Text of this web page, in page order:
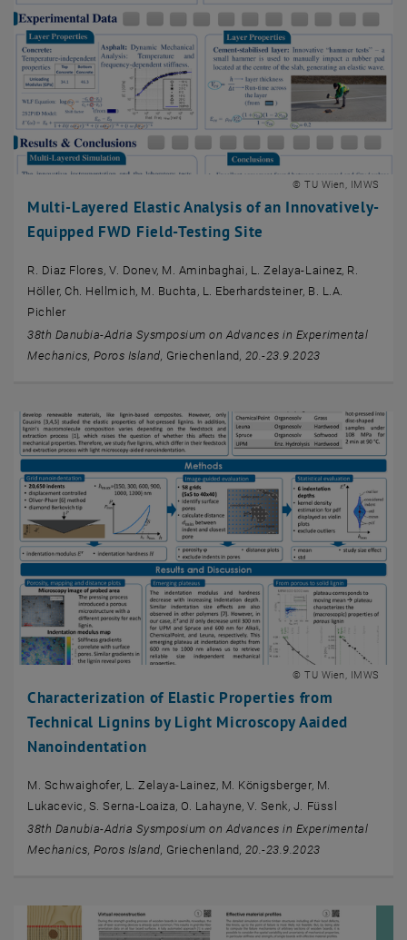
Multi-Layered Elastic Analysis of an Innovatively-
Equipped FWD Field-Testing Site
© TU Wien, IMWS
R. Diaz Flores, V. Donev, M. Aminbaghai, L. Zelaya-Lainez, R.
Höller, Ch. Hellmich, M. Buchta, L. Eberhardsteiner, B. L.A.
Pichler
38th Danubia-Adria Sysmposium on Advances in Experimental
Mechanics, Poros Island, Griechenland, 20.-23.9.2023
Characterization of Elastic Properties from
Technical Lignins by Light Microscopy Aaided
Nanoindentation
© TU Wien, IMWS
M. Schwaighofer, L. Zelaya-Lainez, M. Königsberger, M.
Lukacevic, S. Serna-Loaiza, O. Lahayne, V. Senk, J. Füssl
38th Danubia-Adria Sysmposium on Advances in Experimental
Mechanics, Poros Island, Griechenland , 20.-23.9.2023